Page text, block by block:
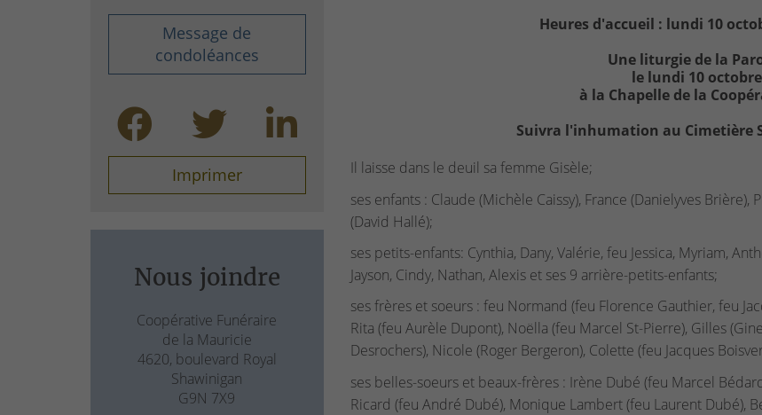
Message de
condoléances
Imprimer
Nous joindre
Coopérative Funéraire
de la Mauricie
4620, boulevard Royal
Shawinigan
G9N 7X9
Heures d'accueil : lundi 10
Une liturgie de la
le lundi 10
à la Chapelle de la
Suivra l'inhumation au Cimetière
Il laisse dans le deuil sa femme Gisèle;
ses enfants : Claude (Michèle Caissy), France (Danielyves
(David Hallé);
ses petits-enfants: Cynthia, Dany, Valérie, feu Jessica, Myriam,
Jayson, Cindy, Nathan, Alexis et ses 9 arrière-petits-enfants;
ses frères et soeurs : feu Normand (feu Florence Gauthier, feu
Rita (feu Aurèle Dupont), Noëlla (feu Marcel St-Pierre), Gilles
Desrochers), Nicole (Roger Bergeron), Colette (feu Jacques
ses belles-soeurs et beaux-frères : Irène Dubé (feu Marcel
Ricard (feu André Dubé), Monique Lambert (feu Laurent Dubé),